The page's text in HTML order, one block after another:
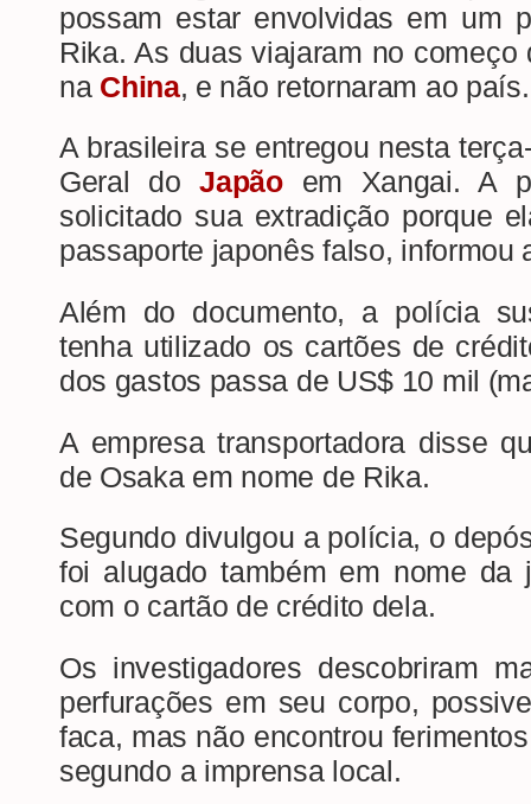
possam estar envolvidas em um
Rika. As duas viajaram no
na China, e não retornaram ao país.
A brasileira se entregou nesta
Geral doJapãoem Xangai. A
solicitado sua extradição porque
passaporte japonês falso, informou
Além do documento, a polícia
tenha utilizado os cartões de
dos gastos passa de US$ 10 mil
A empresa transportadora disse
de Osaka em nome de Rika.
Segundo divulgou a polícia, o
foi alugado também em nome da
com o cartão de crédito dela.
Os investigadores descobriram
perfurações em seu corpo,
faca, mas não encontrou
segundo a imprensa local.